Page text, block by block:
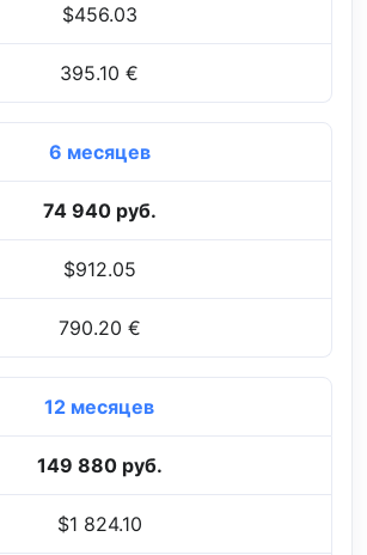
$456.03
395.10 €
6 месяцев
74 940 руб.
$912.05
790.20 €
12 месяцев
149 880 руб.
$1 824.10